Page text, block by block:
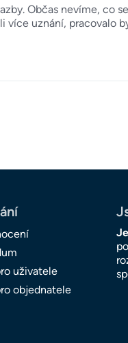
Občas nevíme, co
uznání, pracovalo
uživatele
objednatele